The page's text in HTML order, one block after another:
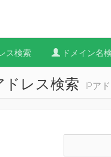
ス検索 ドメイン名
ドレス検索 IPア